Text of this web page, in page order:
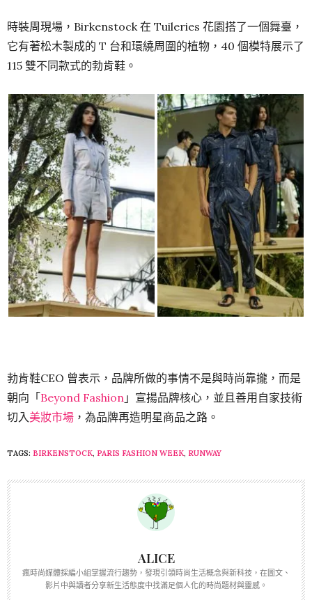
時裝周現場，Birkenstock 在 Tuileries 花園搭了一個舞臺，
它有著松木製成的 T 台和環繞周圍的植物，40 個模特展示了
115 雙不同款式的勃肯鞋。
勃肯鞋CEO 曾表示，品牌所做的事情不是與時尚靠攏，而是
朝向「Beyond Fashion 」宣揚品牌核心，並且善用自家技術
切入美妝市場 ，為品牌再造明星商品之路。
TAGS: BIRKENSTOCK, PARIS FASHION WEEK, RUNWAY
ALICE
瘋時尚媒體採編小組掌握流行趨勢，發現引領時尚生活概念與新科技，在圖文、
影片中與讀者分享新生活態度中找滿足個人化的時尚題材與靈感。